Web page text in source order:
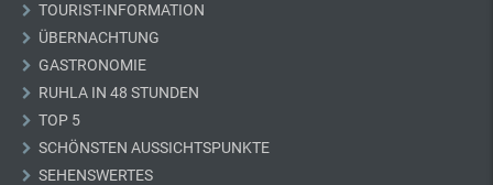
TOURIST-INFORMATION
ÜBERNACHTUNG
GASTRONOMIE
RUHLA IN 48 STUNDEN
TOP 5
SCHÖNSTEN AUSSICHTSPUNKTE
SEHENSWERTES